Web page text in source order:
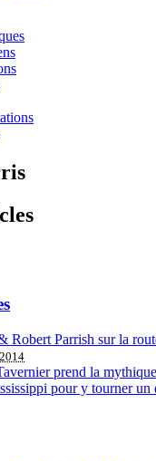
Robert Parrish sur la
prend la
pour y tourner un